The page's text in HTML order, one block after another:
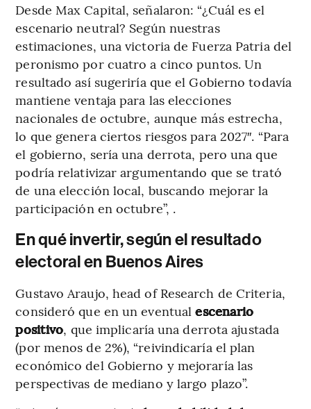
Desde Max Capital, señalaron: “¿Cuál es el
escenario neutral? Según nuestras
estimaciones, una victoria de Fuerza Patria del
peronismo por cuatro a cinco puntos. Un
resultado así sugeriría que el Gobierno todavía
mantiene ventaja para las elecciones
nacionales de octubre, aunque más estrecha,
lo que genera ciertos riesgos para 2027″. “Para
el gobierno, sería una derrota, pero una que
podría relativizar argumentando que se trató
de una elección local, buscando mejorar la
participación en octubre”, .
En qué invertir, según el resultado
electoral en Buenos Aires
Gustavo Araujo, head of Research de Criteria,
consideró que en un eventualescenario
positivo, que implicaría una derrota ajustada
(por menos de 2%), “reivindicaría el plan
económico del Gobierno y mejoraría las
perspectivas de mediano y largo plazo”.